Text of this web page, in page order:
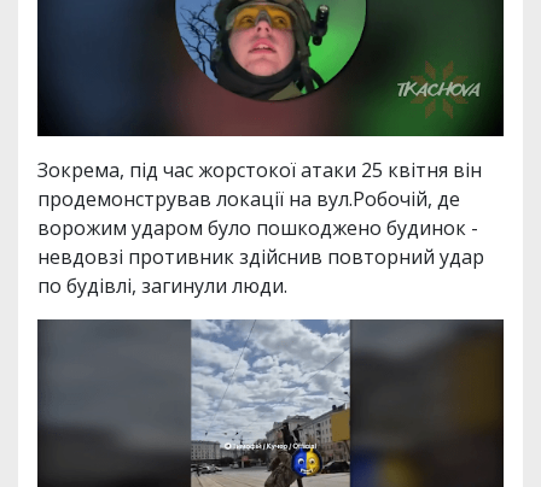
Зокрема, під час жорстокої атаки 25 квітня він
продемонстрував локації на вул.Робочій, де
ворожим ударом було пошкоджено будинок -
невдовзі противник здійснив повторний удар
по будівлі, загинули люди.